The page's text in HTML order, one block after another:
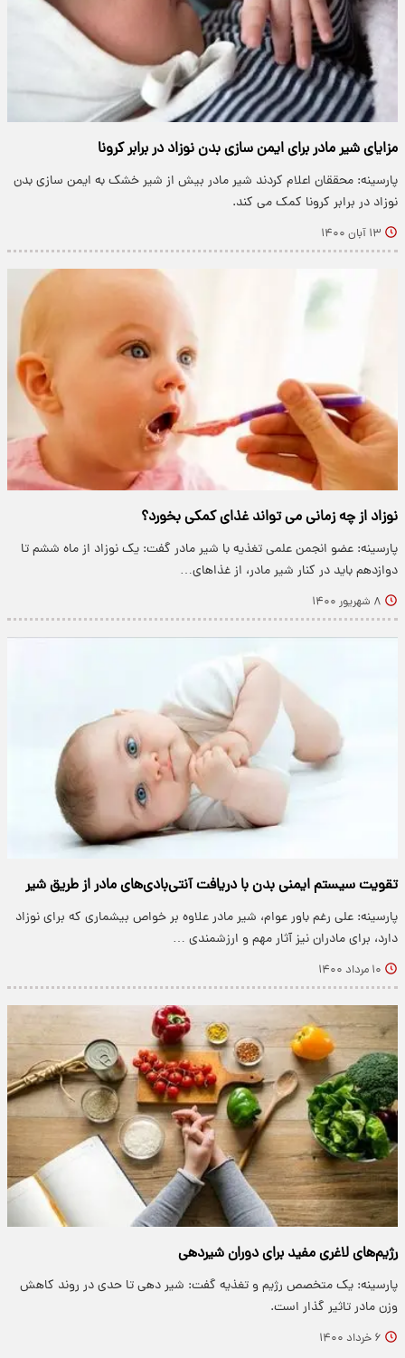
مزایای شیر مادر برای ایمن سازی بدن نوزاد در برابر کرونا
پارسینه: محققان اعلام کردند شیر مادر بیش از شیر خشک به ایمن سازی بدن
نوزاد در برابر کرونا کمک می کند.
۱۳ آبان ۱۴۰۰
نوزاد از چه زمانی می تواند غذای کمکی بخورد؟
پارسینه: عضو انجمن علمی تغذیه با شیر مادر گفت: یک نوزاد از ماه ششم تا
دوازدهم باید در کنار شیر مادر، از غذاهای…
۸ شهریور ۱۴۰۰
تقویت سیستم ایمنی بدن با دریافت آنتی‌بادی‌های مادر از طریق شیر
پارسینه: علی رغم باور عوام، شیر مادر علاوه بر خواص بیشماری که برای نوزاد
دارد، برای مادران نیز آثار مهم و ارزشمندی …
۱۰ مرداد ۱۴۰۰
رژیم‌های لاغری مفید برای دوران شیردهی
پارسینه: یک متخصص رژیم و تغذیه گفت: شیر دهی تا حدی در روند کاهش
وزن مادر تاثیر گذار است.
۶ خرداد ۱۴۰۰